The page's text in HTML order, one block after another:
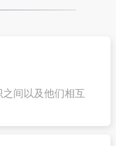
间以及他们相互